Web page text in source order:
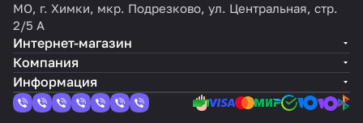
МО, г. Химки, мкр. Подрезково, ул. Центральная, стр.
2/5 А
Интернет-магазин
Компания
Информация